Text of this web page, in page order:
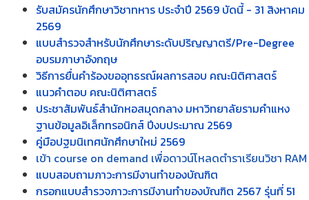
ประกาศรับสมัครงานตำแหน่ง : ช่างเทคนิค(ไฟฟ้า) จำนวน 1 อัตรา
คณะวิศวะกรรมศาตร์ รับสมัครนักศึกษาใหม่ ภาค1/2568 ระดับ
ปริญญาเอก และระดับปริญญาโท
แบบสำรวจความต้องการเข้าร่วมฝึกอบรมโครงการบริการวิชาการ
และวิชาชีพแก่ชุมชน ประจำปีงบประมาณ 2568
ขอเชิญเข้าร่วมสัมมนาโครงการบริการวิชาการแก่ชุมชน และสังคม
2568 เรื่อง "เทคนิคสำหรับครูแนะแนวในการช่วยเหลือทางจิตวิทยา"
รับสมัครนักศึกษาปริญญาโท MBA ส่วนภูมิภาค ภาคเรียนที่ 1/68
ตั้งแต่บัดนี้ - 29 มิถุนายน 2568
แบบสำรวจความต้องการเข้าร่วมฝึกอบรมโครงการบริการวิชาการ
และวิชาชีพแก่ชุมชน ปี2568
มีข่าวดีมาบอกโครงการความร่วมมือทางวิชาการระหว่างกองทัพบกกับ
มหาวิทยาลัยรามคำแหง สมัครเลยพลาดไม่ได้!!!ปริญญาตรี
รับสมัครนักศึกษาวิชาทหาร ประจำปี 2569 บัดนี้ - 31 สิงหาคม
2569
แบบสำรวจสำหรับนักศึกษาระดับปริญญาตรี/Pre-Degree
อบรมภาษาอังกฤษ
วิธีการยื่นคำร้องขออุทธรณ์ผลการสอบ คณะนิติศาสตร์
แนวคำตอบ คณะนิติศาสตร์
ประชาสัมพันธ์สำนักหอสมุดกลาง มหาวิทยาลัยรามคำแหง
ฐานข้อมูลอิเล็กทรอนิกส์ ปีงบประมาณ 2569
คู่มือปฐมนิเทศนักศึกษาใหม่ 2569
เข้า course on demand เพื่อดาวน์โหลดตำราเรียนวิชา RAM
แบบสอบถามภาวะการมีงานทำของบัณฑิต
กรอกแบบสำรวจภาวะการมีงานทำของบัณฑิต 2567 รุ่นที่ 51